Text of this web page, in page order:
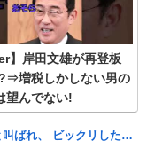
】岸田文雄が再登板
増税しかしない男の
望んでない!
覚まして水槽を見たら・・・【再】